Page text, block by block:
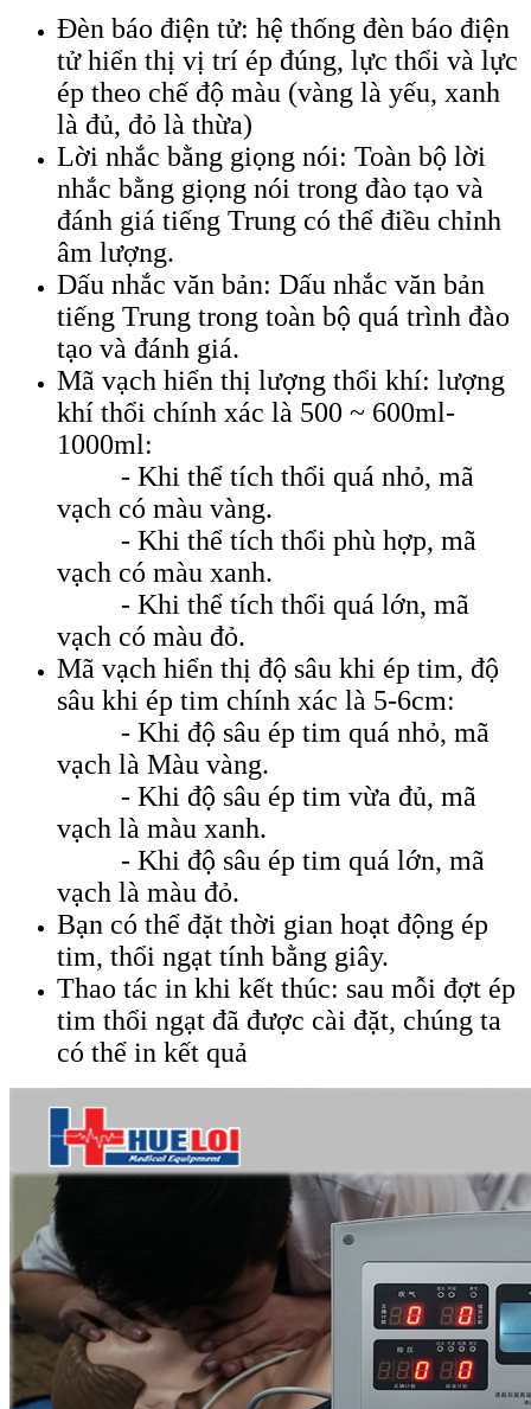
Đèn báo điện tử: hệ thống đèn báo điện
tử hiển thị vị trí ép đúng, lực thổi và lực
ép theo chế độ màu (vàng là yếu, xanh
là đủ, đỏ là thừa)
Lời nhắc bằng giọng nói: Toàn bộ lời
nhắc bằng giọng nói trong đào tạo và
đánh giá tiếng Trung có thể điều chỉnh
âm lượng.
Dấu nhắc văn bản: Dấu nhắc văn bản
tiếng Trung trong toàn bộ quá trình đào
tạo và đánh giá.
Mã vạch hiển thị lượng thổi khí: lượng
khí thổi chính xác là 500 ~ 600ml-
1000ml:
- Khi thể tích thổi quá nhỏ, mã
vạch có màu vàng.
- Khi thể tích thổi phù hợp, mã
vạch có màu xanh.
- Khi thể tích thổi quá lớn, mã
vạch có màu đỏ.
Mã vạch hiển thị độ sâu khi ép tim, độ
sâu khi ép tim chính xác là 5-6cm:
- Khi độ sâu ép tim quá nhỏ, mã
vạch là Màu vàng.
- Khi độ sâu ép tim vừa đủ, mã
vạch là màu xanh.
- Khi độ sâu ép tim quá lớn, mã
vạch là màu đỏ.
Bạn có thể đặt thời gian hoạt động ép
tim, thổi ngạt tính bằng giây.
Thao tác in khi kết thúc: sau mỗi đợt ép
tim thổi ngạt đã được cài đặt, chúng ta
có thể in kết quả